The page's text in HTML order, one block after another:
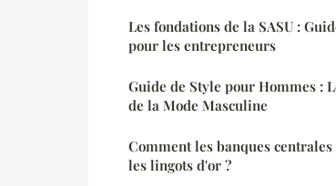
Les fondations de la SASU :
pour les entrepreneurs
Guide de Style pour Hommes :
de la Mode Masculine
Comment les banques
les lingots d'or ?